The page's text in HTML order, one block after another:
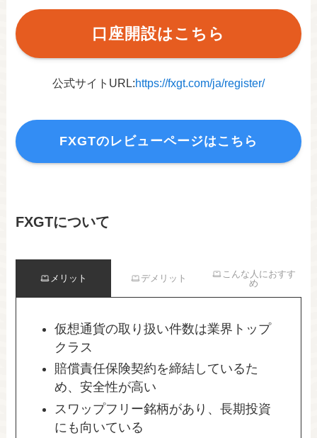
口座開設はこちら
公式サイトURL:https://fxgt.com/ja/register/
FXGTのレビューページはこちら
FXGTについて
メリット デメリット
こんな人におすす
め
仮想通貨の取り扱い件数は業界トップ
クラス
賠償責任保険契約を締結しているた
め、安全性が高い
スワップフリー銘柄があり、長期投資
にも向いている